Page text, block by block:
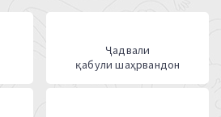
Ҷадвали
қабули шаҳрвандон